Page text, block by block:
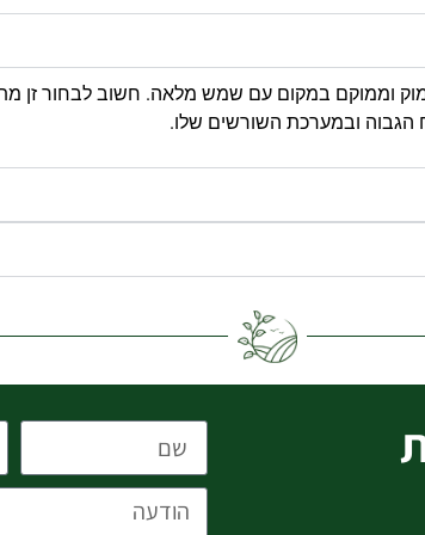
וממוקם במקום עם שמש מלאה. חשוב לבחור זן
הגבוה ובמערכת השורשים שלו.